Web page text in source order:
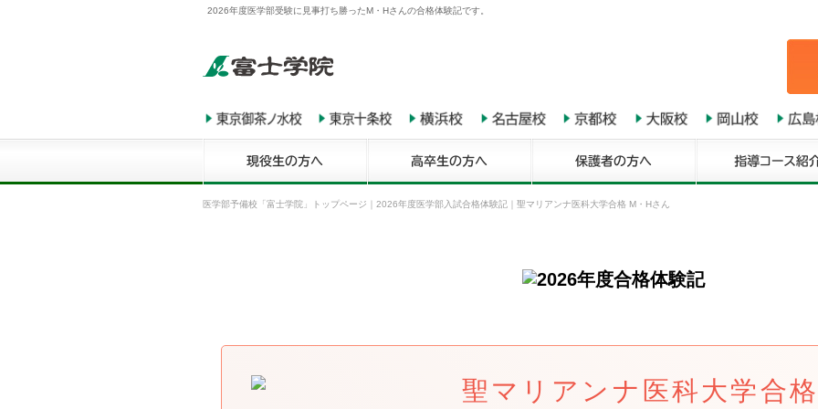
2026年度医学部受験に見事打ち勝ったM・Hさんの合格体験記です。
医学部予備校「富士学院」トップページ 2026年度医学部入試合格体験記 聖マリアンナ医科大学合格 M・Hさん
聖マリアンナ医科大学合格